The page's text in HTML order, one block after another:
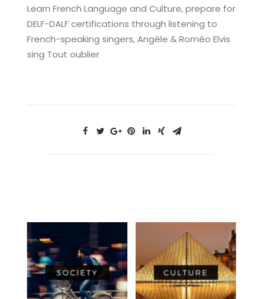
Learn French Language and Culture, prepare for
DELF-DALF certifications through listening to
French-speaking singers, Angèle & Roméo Elvis
sing Tout oublier